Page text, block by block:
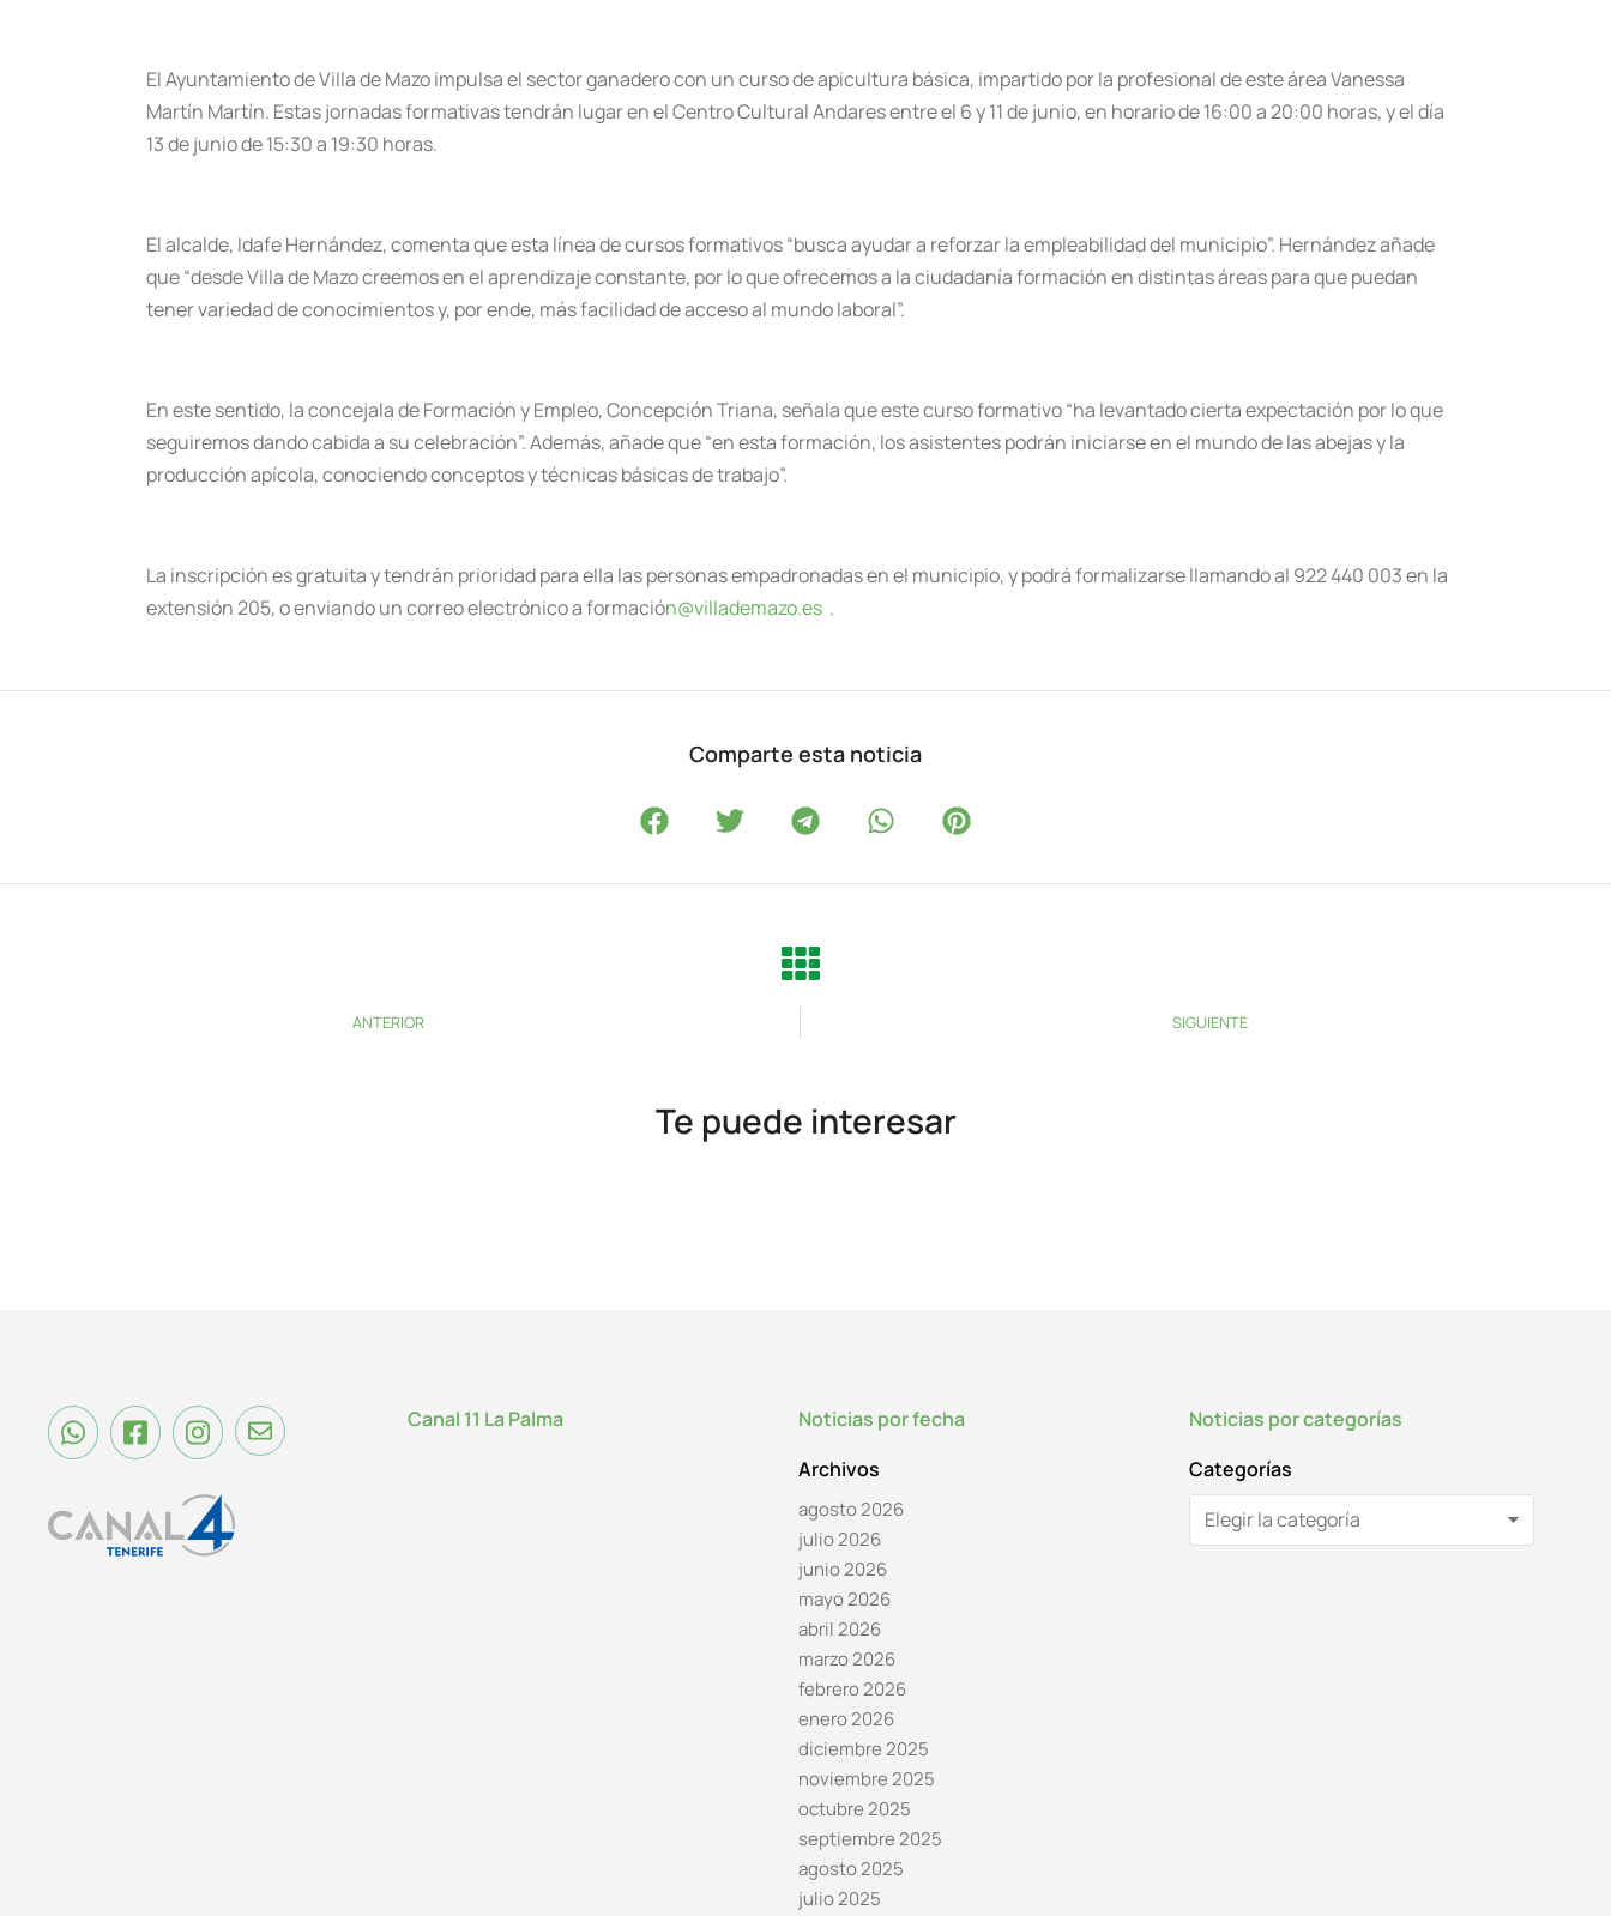
El Ayuntamiento de Villa de Mazo impulsa el sector ganadero con un curso de apicultura básica, impartido por la profesional de este área Vanessa
Martín Martín. Estas jornadas formativas tendrán lugar en el Centro Cultural Andares entre el 6 y 11 de junio, en horario de 16:00 a 20:00 horas, y el día
13 de junio de 15:30 a 19:30 horas.
El alcalde, Idafe Hernández, comenta que esta línea de cursos formativos “busca ayudar a reforzar la empleabilidad del municipio”. Hernández añade
que “desde Villa de Mazo creemos en el aprendizaje constante, por lo que ofrecemos a la ciudadanía formación en distintas áreas para que puedan
tener variedad de conocimientos y, por ende, más facilidad de acceso al mundo laboral”.
En este sentido, la concejala de Formación y Empleo, Concepción Triana, señala que este curso formativo “ha levantado cierta expectación por lo que
seguiremos dando cabida a su celebración”. Además, añade que “en esta formación, los asistentes podrán iniciarse en el mundo de las abejas y la
producción apícola, conociendo conceptos y técnicas básicas de trabajo”.
La inscripción es gratuita y tendrán prioridad para ella las personas empadronadas en el municipio, y podrá formalizarse llamando al 922 440 003 en la
extensión 205, o enviando un correo electrónico a formación@villademazo.es .
Comparte esta noticia
ANTERIOR SIGUIENTE
Te puede interesar
Canal 11 La Palma
Noticias por fecha
Archivos
agosto 2026
julio 2026
junio 2026
mayo 2026
abril 2026
marzo 2026
febrero 2026
enero 2026
diciembre 2025
noviembre 2025
octubre 2025
septiembre 2025
agosto 2025
julio 2025
Noticias por categorías
Categorías